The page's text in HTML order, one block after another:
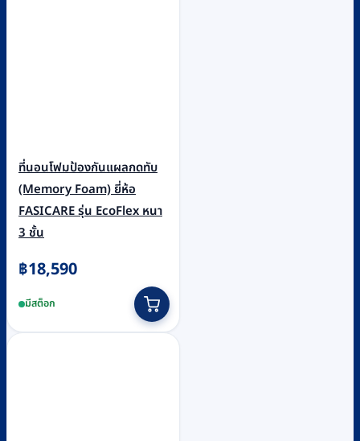
ที่นอนโฟมป้องกันแผลกดทับ
(Memory Foam) ยี่ห้อ
FASICARE รุ่น EcoFlex หนา
3 ชั้น
฿18,590
มีสต็อก